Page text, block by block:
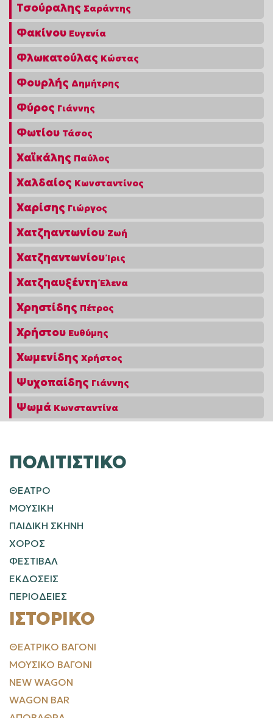
Τσούραλης Σαράντης
Φακίνου Ευγενία
Φλωκατούλας Κώστας
Φουρλής Δημήτρης
Φύρος Γιάννης
Φωτίου Τάσος
Χαϊκάλης Παύλος
Χαλδαίος Κωνσταντίνος
Χαρίσης Γιώργος
Χατζηαντωνίου Ζωή
Χατζηαντωνίου Ίρις
Χατζηαυξέντη Έλενα
Χρηστίδης Πέτρος
Χρήστου Ευθύμης
Χωμενίδης Χρήστος
Ψυχοπαίδης Γιάννης
Ψωμά Κωνσταντίνα
ΠΟΛΙΤΙΣΤΙΚΌ
ΘΕΑΤΡΟ
ΜΟΥΣΙΚΗ
ΠΑΙΔΙΚΗ ΣΚΗΝΗ
ΧΟΡΟΣ
ΦΕΣΤΙΒΑΛ
ΕΚΔΟΣΕΙΣ
ΠΕΡΙΟΔΕΙΕΣ
ΙΣΤΟΡΙΚΌ
ΘΕΑΤΡΙΚΌ ΒΑΓΌΝΙ
ΜΟΥΣΙΚΌ ΒΑΓΌΝΙ
NEW WAGON
WAGON BAR